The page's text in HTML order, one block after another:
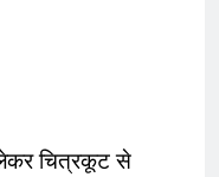
लेकर चित्रकूट से